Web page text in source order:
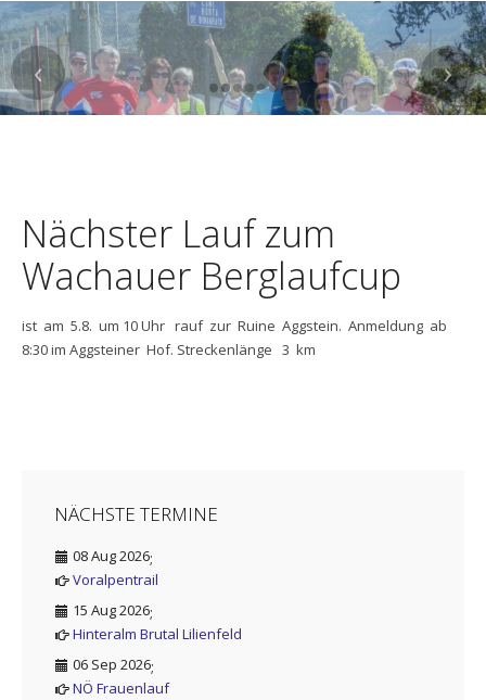
›
‹
Nächster Lauf zum
Wachauer Berglaufcup
ist am 5.8. um 10 Uhr rauf zur Ruine Aggstein. Anmeldung ab
8:30 im Aggsteiner Hof. Streckenlänge 3 km
NÄCHSTE TERMINE
08 Aug 2026;
Voralpentrail
15 Aug 2026;
Hinteralm Brutal Lilienfeld
06 Sep 2026;
NÖ Frauenlauf